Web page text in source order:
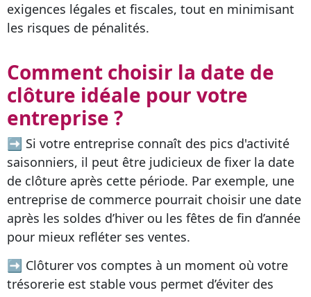
exigences légales et fiscales, tout en minimisant
les risques de pénalités.
Comment choisir la date de
clôture idéale pour votre
entreprise ?
➡ Si votre entreprise connaît des pics d'activité
saisonniers, il peut être judicieux de fixer la date
de clôture après cette période. Par exemple, une
entreprise de commerce pourrait choisir une date
après les soldes d’hiver ou les fêtes de fin d’année
pour mieux refléter ses ventes.
➡ Clôturer vos comptes à un moment où votre
trésorerie est stable vous permet d’éviter des